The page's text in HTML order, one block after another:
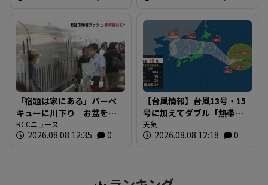
「宿題は家にある」バーベ
キューに川下り お盆をふ
るさとで 帰省ラッシュピ
ークで新幹線の下りはほぼ
RCCニュース
2026.08.08 12:35 0
【台風情報】台風13号・15
号に加えてダブル「熱帯低
気圧」発生へ 15号はお盆
に日本直撃か ※18日まで
天気
2026.08.08 12:18 0